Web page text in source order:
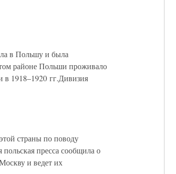
в Польшу и была
районе Польши проживало
1918–1920 гг.Дивизия
страны по поводу
пресса сообщила о
и ведет их